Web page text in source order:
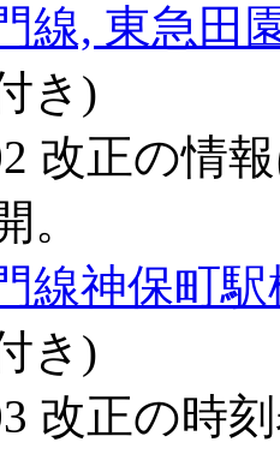
線, 東急田
き)
改正の情
。
線神保町
き)
改正の時